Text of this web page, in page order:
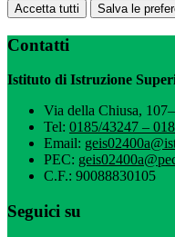
Accetta tutti Salva le
Contatti
Istituto di Istruzione
Via della Chiusa,
Tel: 0185/43247 –
Email:
PEC:
C.F.: 90088830105
Seguici su